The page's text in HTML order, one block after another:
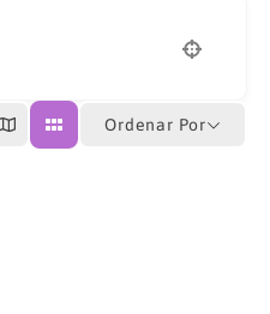
Ordenar Por